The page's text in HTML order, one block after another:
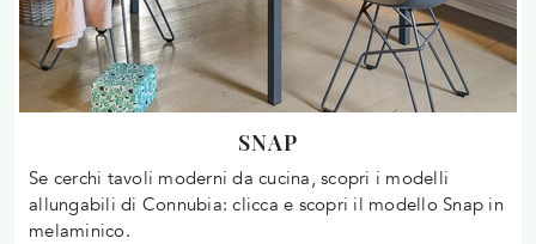
SNAP
Se cerchi tavoli moderni da cucina, scopri i modelli
allungabili di Connubia: clicca e scopri il modello Snap in
melaminico.